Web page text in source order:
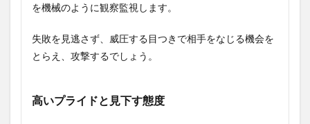
を機械のように観察監視します。
失敗を見逃さず、威圧する目つきで相手をなじる機会を
とらえ、攻撃するでしょう。
高いプライドと見下す態度